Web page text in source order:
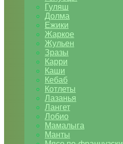
Гуляш
Долма
Ежики
Жаркое
Жульен
Зразы
Карри
Каши
Кебаб
Котлеты
Лазанья
Лангет
Лобио
Мамалыга
Манты